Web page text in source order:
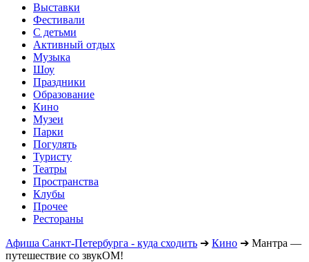
Выставки
Фестивали
С детьми
Активный отдых
Музыка
Шоу
Праздники
Образование
Кино
Музеи
Парки
Погулять
Туристу
Театры
Пространства
Клубы
Прочее
Рестораны
Афиша Санкт-Петербурга - куда сходить ➔ Кино ➔ Мантра —
путешествие со звукОМ!